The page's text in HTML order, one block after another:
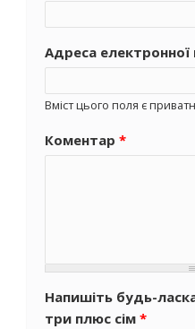
Адреса
Вміст цього поля є
Коментар *
Напишіть будь-
три плюс сім *